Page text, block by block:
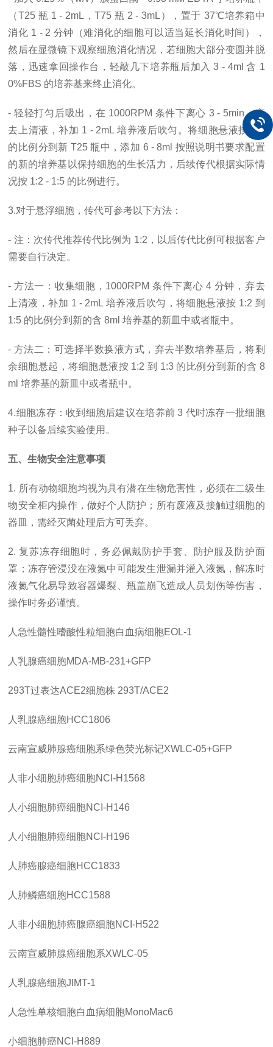
（T25 瓶 1 - 2mL，T75 瓶 2 - 3mL），置于 37℃培养箱中
消化 1 - 2 分钟（难消化的细胞可以适当延长消化时间），
然后在显微镜下观察细胞消化情况，若细胞大部分变圆并脱
落，迅速拿回操作台，轻敲几下培养瓶后加入 3 - 4ml 含 1
0%FBS 的培养基来终止消化。
- 轻轻打匀后吸出，在 1000RPM 条件下离心 3 - 5min，弃
去上清液，补加 1 - 2mL 培养液后吹匀。将细胞悬液按 1:2
的比例分到新 T25 瓶中，添加 6 - 8ml 按照说明书要求配置
的新的培养基以保持细胞的生长活力，后续传代根据实际情
况按 1:2 - 1:5 的比例进行。
3.对于悬浮细胞，传代可参考以下方法：
- 注：次传代推荐传代比例为 1:2，以后传代比例可根据客户
需要自行决定。
- 方法一：收集细胞，1000RPM 条件下离心 4 分钟，弃去
上清液，补加 1 - 2mL 培养液后吹匀，将细胞悬液按 1:2 到
1:5 的比例分到新的含 8ml 培养基的新皿中或者瓶中。
- 方法二：可选择半数换液方式，弃去半数培养基后，将剩
余细胞悬起，将细胞悬液按 1:2 到 1:3 的比例分到新的含 8
ml 培养基的新皿中或者瓶中。
4.细胞冻存：收到细胞后建议在培养前 3 代时冻存一批细胞
种子以备后续实验使用。
五、生物安全注意事项
1. 所有动物细胞均视为具有潜在生物危害性，必须在二级生
物安全柜内操作，做好个人防护；所有废液及接触过细胞的
器皿，需经灭菌处理后方可丢弃。
2. 复苏冻存细胞时，务必佩戴防护手套、防护服及防护面
罩；冻存管浸没在液氮中可能发生泄漏并灌入液氮，解冻时
液氮气化易导致容器爆裂、瓶盖崩飞造成人员划伤等伤害，
操作时务必谨慎。
人急性髓性嗜酸性粒细胞白血病细胞EOL-1
人乳腺癌细胞MDA-MB-231+GFP
293T过表达ACE2细胞株 293T/ACE2
人乳腺癌细胞HCC1806
云南宣威肺腺癌细胞系绿色荧光标记XWLC-05+GFP
人非小细胞肺癌细胞NCI-H1568
人小细胞肺癌细胞NCI-H146
人小细胞肺癌细胞NCI-H196
人肺癌腺癌细胞HCC1833
人肺鳞癌细胞HCC1588
人非小细胞肺癌腺癌细胞NCI-H522
云南宣威肺腺癌细胞系XWLC-05
人乳腺癌细胞JIMT-1
人急性单核细胞白血病细胞MonoMac6
小细胞肺癌NCI-H889